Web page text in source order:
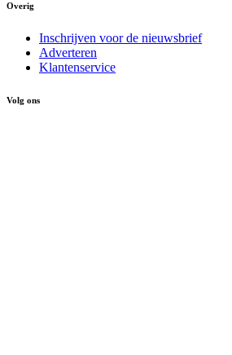
Overig
Inschrijven voor de nieuwsbrief
Adverteren
Klantenservice
Volg ons